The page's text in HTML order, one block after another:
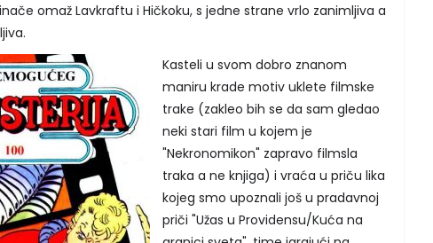
omaž Lavkraftu i Hičkoku, s jedne strane vrlo zanimljiva a
Kasteli u svom dobro znanom
maniru krade motiv uklete filmske
trake (zakleo bih se da sam gledao
neki stari film u kojem je
"Nekronomikon" zapravo filmsla
traka a ne knjiga) i vraća u priču lika
kojeg smo upoznali još u pradavnoj
priči "Užas u Providensu/Kuća na